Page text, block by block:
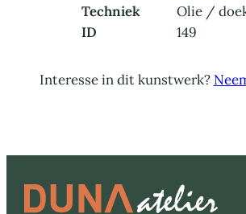
Techniek
Olie /
ID
149
Interesse in dit kunstwerk?